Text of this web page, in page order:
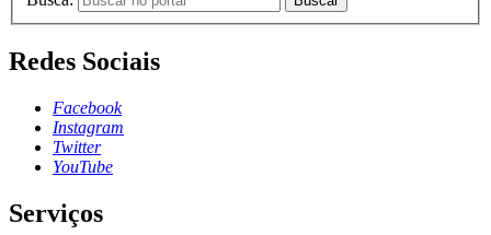
Redes Sociais
Facebook
Instagram
Twitter
YouTube
Serviços